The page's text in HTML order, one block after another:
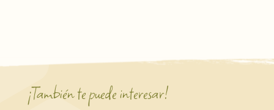
¡También te puede interesar!